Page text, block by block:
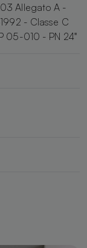
Allegato A -
- Classe C
05-010 - PN 24"